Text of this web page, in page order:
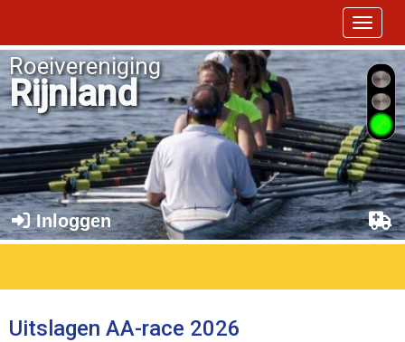
Toggle
Roeivereniging
Rijnland
Inloggen
Uitslagen AA-race 2026